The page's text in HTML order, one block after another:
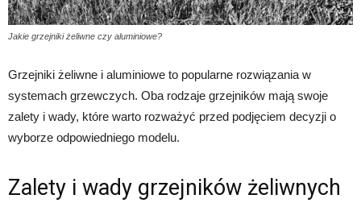
Jakie grzejniki żeliwne czy aluminiowe?
Grzejniki żeliwne i aluminiowe to popularne rozwiązania w
systemach grzewczych. Oba rodzaje grzejników mają swoje
zalety i wady, które warto rozważyć przed podjęciem decyzji o
wyborze odpowiedniego modelu.
Zalety i wady grzejników żeliwnych